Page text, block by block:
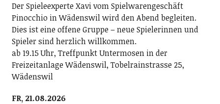
Der Spieleexperte Xavi vom Spielwarengeschäft
Pinocchio in Wädenswil wird den Abend begleiten.
Dies ist eine offene Gruppe – neue Spielerinnen und
Spieler sind herzlich willkommen.
ab 19.15 Uhr, Treffpunkt Untermosen in der
Freizeitanlage Wädenswil, Tobelrainstrasse 25,
Wädenswil
FR, 21.08.2026